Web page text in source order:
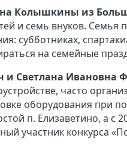
Колышкины из
и семь внуков. Семья
субботниках,
на семейные
и Светлана Ивановна
часто
оборудования при
п. Елизаветино, а с
участник конкурса